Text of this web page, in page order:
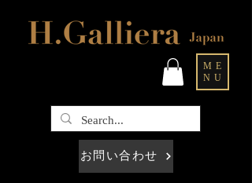
ME
NU
お問い合わせ